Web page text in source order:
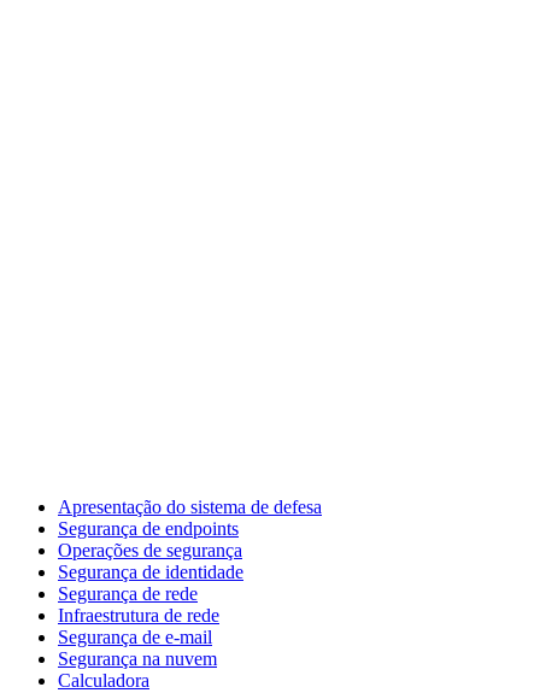
Apresentação do sistema de defesa
Segurança de endpoints
Operações de segurança
Segurança de identidade
Segurança de rede
Infraestrutura de rede
Segurança de e-mail
Segurança na nuvem
Calculadora